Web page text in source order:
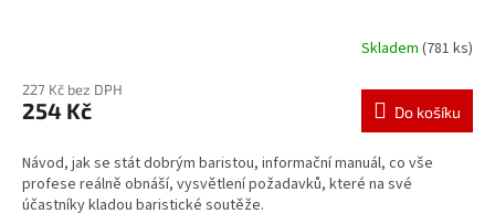
Skladem (781 ks)
227 Kč bez DPH
254 Kč Do košíku
Návod, jak se stát dobrým baristou, informační manuál, co vše
profese reálně obnáší, vysvětlení požadavků, které na své
účastníky kladou baristické soutěže.